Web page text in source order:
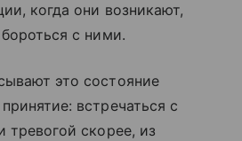
когда они возникают,
с ними.
это состояние
встречаться с
тревогой скорее, из